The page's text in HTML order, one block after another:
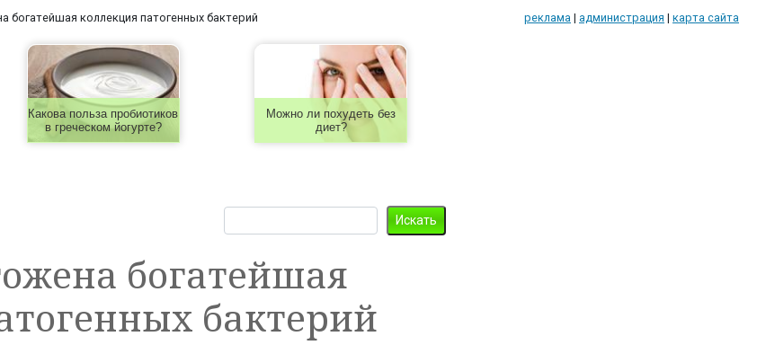
богатейшая коллекция патогенных бактерий реклама | администрация | карта сайта
Какова польза пробиотиков
в греческом йогурте?
Можно ли похудеть без
диет?
богатейшая
бактерий